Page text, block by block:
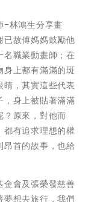
-林鴻生分享畫
已故傅媽媽鼓勵他
職業動畫師；在
上都有滿滿的斑
，其實這些代表
，身上被貼著滿滿
？原來，對他而
有追求理想的權
首的故事，也給
金會及張榮發慈善
想去旅行，我們